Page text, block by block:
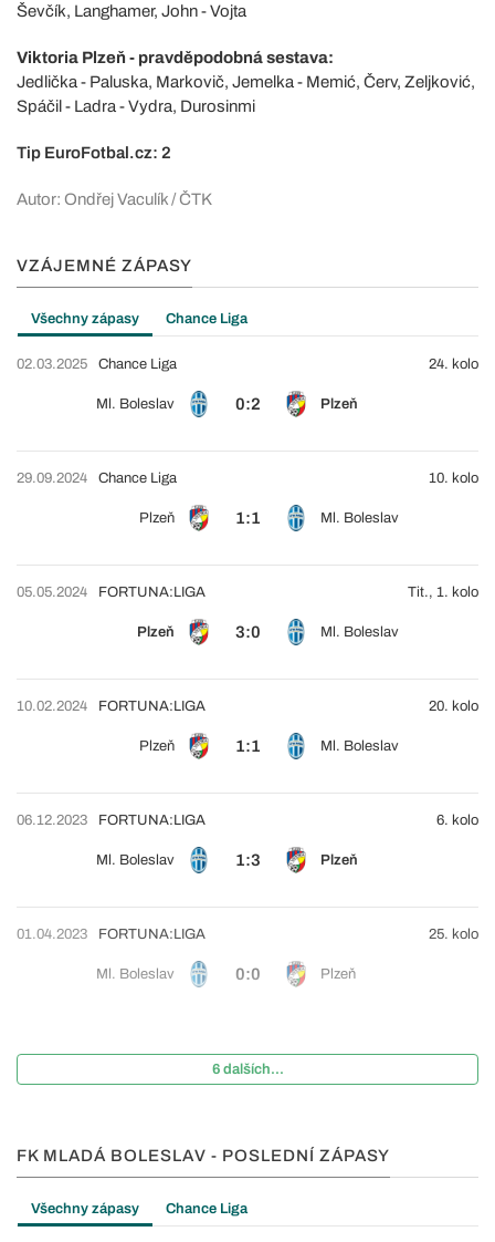
Ševčík, Langhamer, John - Vojta
Viktoria Plzeň - pravděpodobná sestava:
Jedlička - Paluska, Markovič, Jemelka - Memić, Červ, Zeljković,
Spáčil - Ladra - Vydra, Durosinmi
Tip EuroFotbal.cz: 2
Autor: Ondřej Vaculík / ČTK
VZÁJEMNÉ ZÁPASY
Všechny zápasy Chance Liga
02.03.2025
Ml. Boleslav 0:2 Plzeň
Chance Liga 24. kolo
29.09.2024
Plzeň 1:1 Ml. Boleslav
Chance Liga 10. kolo
05.05.2024
Plzeň 3:0 Ml. Boleslav
FORTUNA:LIGA Tit., 1. kolo
10.02.2024
Plzeň 1:1 Ml. Boleslav
FORTUNA:LIGA 20. kolo
06.12.2023
Ml. Boleslav 1:3 Plzeň
FORTUNA:LIGA 6. kolo
01.04.2023
Ml. Boleslav 0:0 Plzeň
FORTUNA:LIGA 25. kolo
6 dalších...
FK MLADÁ BOLESLAV - POSLEDNÍ ZÁPASY
Všechny zápasy Chance Liga